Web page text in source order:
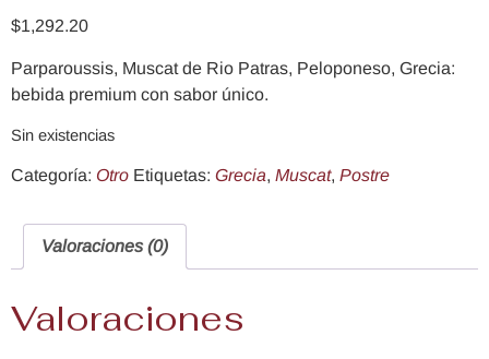
$1,292.20
Parparoussis, Muscat de Rio Patras, Peloponeso, Grecia:
bebida premium con sabor único.
Sin existencias
Categoría: Otro Etiquetas: Grecia, Muscat, Postre
Valoraciones (0)
Valoraciones